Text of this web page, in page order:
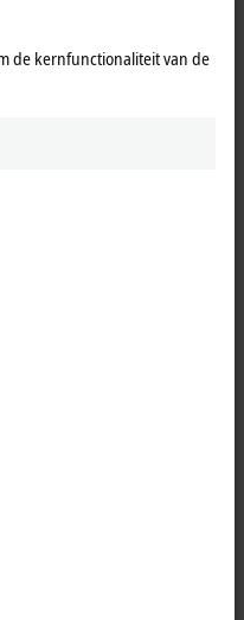
de kernfunctionaliteit van de